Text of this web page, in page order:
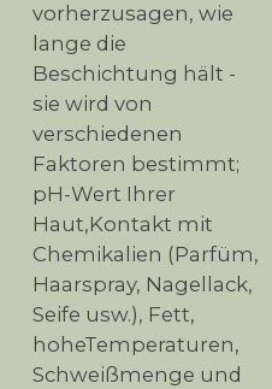
vorherzusagen, wie
lange die
Beschichtung hält -
sie wird von
verschiedenen
Faktoren bestimmt;
pH-Wert Ihrer
Haut,Kontakt mit
Chemikalien (Parfüm,
Haarspray, Nagellack,
Seife usw.), Fett,
hoheTemperaturen,
Schweißmenge und